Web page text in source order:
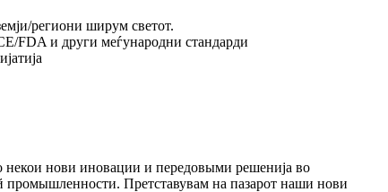
региони ширум светот.
FDA и други меѓународни стандарди
некои нови иновации и передовыми решенија во
Претставувам на пазарот наши нови